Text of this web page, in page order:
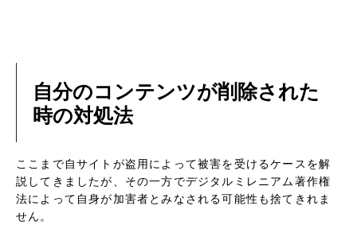
自分のコンテンツが削除された
時の対処法
ここまで自サイトが盗用によって被害を受けるケースを解
説してきましたが、その一方でデジタルミレニアム著作権
法によって自身が加害者とみなされる可能性も捨てきれま
せん。